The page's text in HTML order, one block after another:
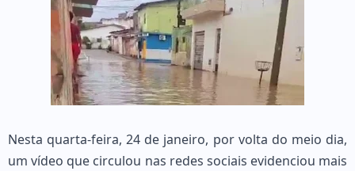
Nesta quarta-feira, 24 de janeiro, por volta do meio dia,
um vídeo que circulou nas redes sociais evidenciou mais